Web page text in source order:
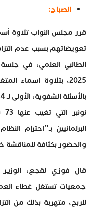
الصباح:
قرر مجلس النواب تلاوة
تعويضاتهم بسبب عدم
الطالبي العلمي، في
2025، بتلاوة أسماء
البرلمانيين بـ”احترام
والحضور بكثافة
قال فوزي لقجع، الوزير
جمعيات تستغل غطاء
للربح، متهربة بذلك من